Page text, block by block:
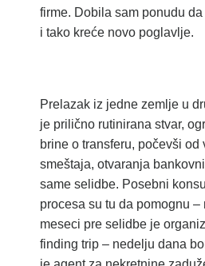
firme. Dobila sam ponudu
i tako kreće novo poglavlje.
Prelazak iz jedne zemlje u
je prilično rutinirana stvar,
brine o transferu, počevši od
smeštaja, otvaranja
same selidbe. Posebni
procesa su tu da pomognu –
meseci pre selidbe je
finding trip – nedelju dana